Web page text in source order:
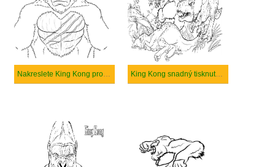
Nakreslete King Kong pro děti King Kong snadný tisknutelné